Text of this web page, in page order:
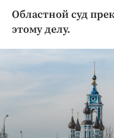
Авто и
Культура
Образование
Общество
Погода
Областной суд
этому делу.